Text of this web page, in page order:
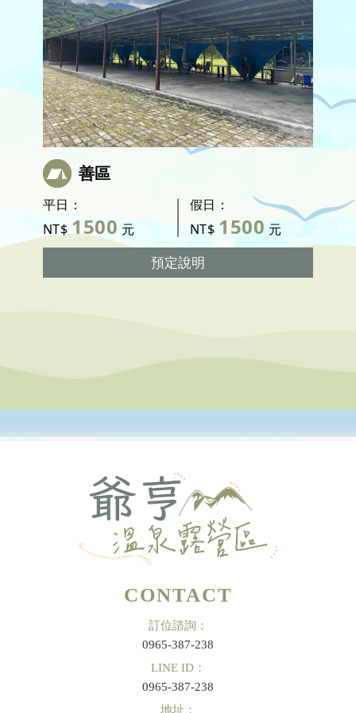
善區
平日：
NT$ 1500 元
假日：
NT$ 1500 元
預定說明
CONTACT
訂位諮詢：
0965-387-238
LINE ID：
0965-387-238
地址：